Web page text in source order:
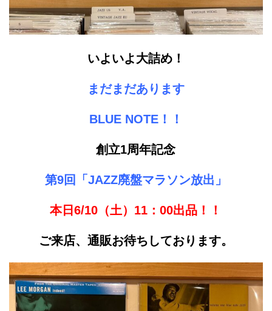
いよいよ大詰め！
まだまだあります
BLUE NOTE！！
創立1周年記念
第9回「JAZZ廃盤マラソン放出」
本日6/10（土）11：00出品！！
ご来店、通販お待ちしております。